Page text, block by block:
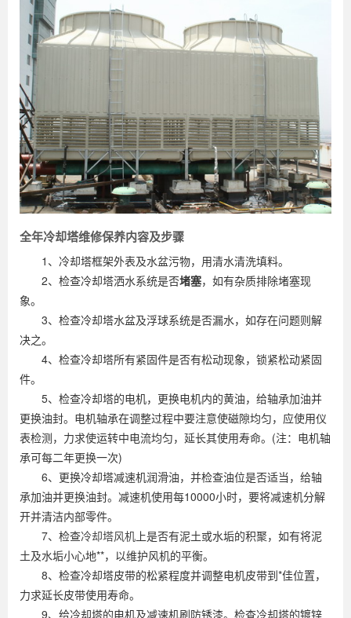
全年冷却塔维修保养内容及步骤
1、冷却塔框架外表及水盆污物，用清水清洗填料。
2、检查冷却塔洒水系统是否堵塞，如有杂质排除堵塞现
象。
3、检查冷却塔水盆及浮球系统是否漏水，如存在问题则解
决之。
4、检查冷却塔所有紧固件是否有松动现象，锁紧松动紧固
件。
5、检查冷却塔的电机，更换电机内的黄油，给轴承加油并
更换油封。电机轴承在调整过程中要注意使磁隙均匀，应使用仪
表检测，力求使运转中电流均匀，延长其使用寿命。(注：电机轴
承可每二年更换一次)
6、更换冷却塔减速机润滑油，并检查油位是否适当，给轴
承加油并更换油封。减速机使用每10000小时，要将减速机分解
开并清洁内部零件。
7、检查冷却塔风机 上是否有泥土或水垢的积聚，如有将泥
土及水垢小心地**，以维护风机的平衡。
8、检查冷却塔皮带的松紧程度并调整电机皮带到*佳位置，
力求延长皮带使用寿命。
9、给冷却塔的电机及减速机刷防锈漆。检查冷却塔的镀锌